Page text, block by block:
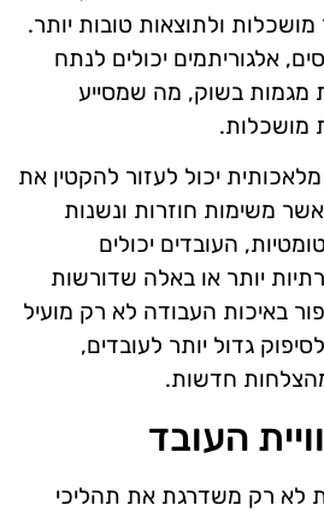
ולתוצאות טובות יותר.
אלגוריתמים יכולים לנתח
מגמות בשוק, מה שמסייע
מושכלות.
יכול לעזור להקטין את
משימות חוזרות ונשנות
העובדים יכולים
יותר או באלה שדורשות
באיכות העבודה לא רק מועיל
גדול יותר לעובדים,
חדשות.
העובד
לא רק משדרגת את תהליכי